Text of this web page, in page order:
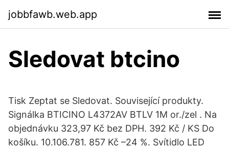
jobbfawb.web.app
Sledovat btcino
Tisk Zeptat se Sledovat. Související produkty.
Signálka BTICINO L4372AV BTLV 1M or./zel . Na
objednávku 323,97 Kč bez DPH. 392 Kč / KS Do
košíku. 10.106.781. 857 Kč –24 %. Svítidlo LED